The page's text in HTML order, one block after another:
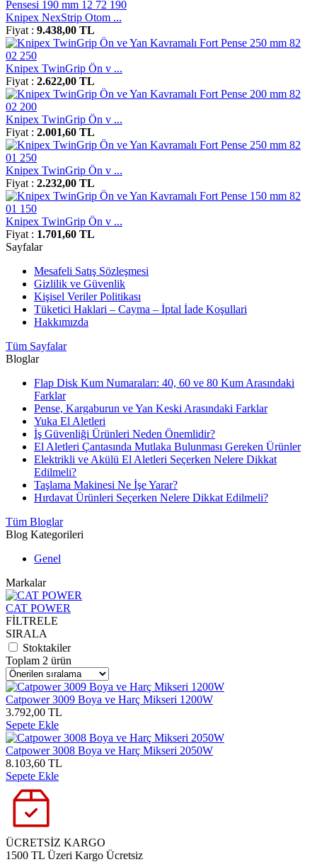
Knipex NexStrip Otom ...
Fiyat : 9.438,00 TL
Knipex TwinGrip Ön v ...
Fiyat : 2.622,00 TL
Knipex TwinGrip Ön v ...
Fiyat : 2.001,60 TL
Knipex TwinGrip Ön v ...
Fiyat : 2.232,00 TL
Knipex TwinGrip Ön v ...
Fiyat : 1.701,60 TL
Sayfalar
Mesafeli Satış Sözleşmesi
Gizlilik ve Güvenlik
Kişisel Veriler Politikası
Tüketici Haklari – Cayma – İptal İade Koşullari
Hakkımızda
Tüm Sayfalar
Bloglar
Flap Disk Kum Numaraları: 40, 60 ve 80 Kum Arasındaki
Farklar
Pense, Kargaburun ve Yan Keski Arasındaki Farklar
Yuka El Aletleri
İş Güvenliği Ürünleri Neden Önemlidir?
El Aletleri Çantasında Mutlaka Bulunması Gereken Ürünler
Elektrikli ve Akülü El Aletleri Seçerken Nelere Dikkat
Edilmeli?
Taşlama Makinesi Ne İşe Yarar?
Hırdavat Ürünleri Seçerken Nelere Dikkat Edilmeli?
Tüm Bloglar
Blog Kategorileri
Genel
Markalar
CAT POWER
FİLTRELE
SIRALA
Stoktakiler
Toplam 2 ürün
Catpower 3009 Boya ve Harç Mikseri 1200W
3.792,00 TL
Sepete Ekle
Catpower 3008 Boya ve Harç Mikseri 2050W
8.103,60 TL
Sepete Ekle
ÜCRETSİZ KARGO
1500 TL Üzeri Kargo Ücretsiz